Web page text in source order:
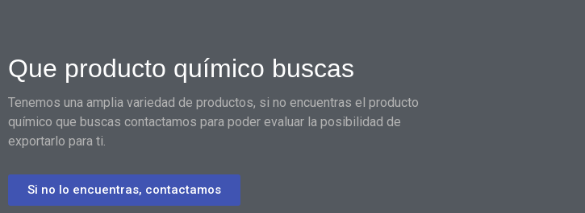
Que producto químico buscas
Tenemos una amplia variedad de productos, si no encuentras el producto
químico que buscas contactamos para poder evaluar la posibilidad de
exportarlo para ti.
Si no lo encuentras, contactamos